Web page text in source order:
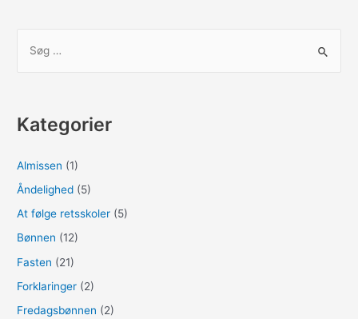
o
f
e
r
:
Kategorier
Almissen (1)
Åndelighed (5)
At følge retsskoler (5)
Bønnen (12)
Fasten (21)
Forklaringer (2)
Fredagsbønnen (2)